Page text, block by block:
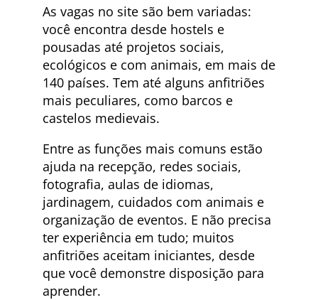
As vagas no site são bem variadas:
você encontra desde hostels e
pousadas até projetos sociais,
ecológicos e com animais, em mais de
140 países. Tem até alguns anfitriões
mais peculiares, como barcos e
castelos medievais.
Entre as funções mais comuns estão
ajuda na recepção, redes sociais,
fotografia, aulas de idiomas,
jardinagem, cuidados com animais e
organização de eventos. E não precisa
ter experiência em tudo; muitos
anfitriões aceitam iniciantes, desde
que você demonstre disposição para
aprender.